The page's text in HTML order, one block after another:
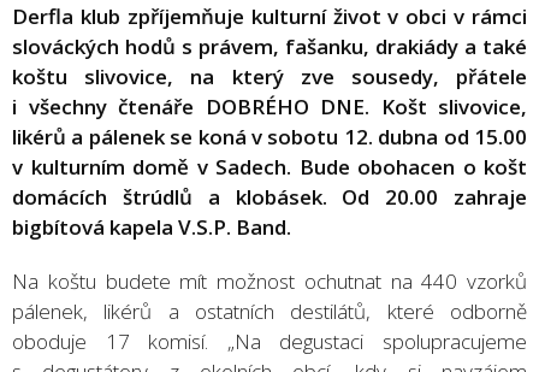
Derfla klub zpříjemňuje kulturní život v obci v rámci
slováckých hodů s právem, fašanku, drakiády a také
koštu slivovice, na který zve sousedy, přátele
i všechny čtenáře DOBRÉHO DNE. Košt slivovice,
likérů a pálenek se koná v sobotu 12. dubna od 15.00
v kulturním domě v Sadech. Bude obohacen o košt
domácích štrúdlů a klobásek. Od 20.00 zahraje
bigbítová kapela V.S.P. Band.
Na koštu budete mít možnost ochutnat na 440 vzorků
pálenek, likérů a ostatních destilátů, které odborně
oboduje 17 komisí. „Na degustaci spolupracujeme